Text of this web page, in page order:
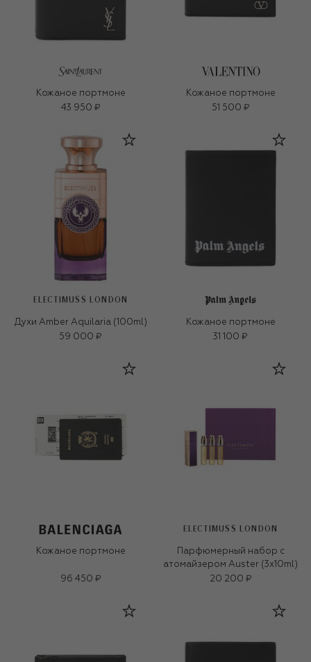
Кожаное портмоне
43 950 ₽
Кожаное портмоне
51 500 ₽
ELECTIMUSS LONDON
Духи Amber Aquilaria (100ml)
59 000 ₽
Кожаное портмоне
31 100 ₽
Кожаное портмоне
96 450 ₽
ELECTIMUSS LONDON
Парфюмерный набор с
атомайзером Auster (3x10ml)
20 200 ₽